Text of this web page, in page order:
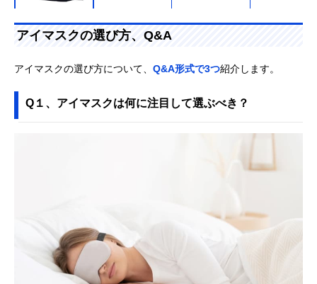
Amazonで見る
NEWGO 冷却ジェ
て、両面使用可能
10cm、マスク幅
Amazonで見る
Amazonで見る
ほんやら堂 ながら
温アイマスク アソ
ートD6個セット
かわいいアニマル
柄でギフトにもぴ
アイマスクの選び方、Q&A
アイマスクの選び方について、 Q&A形式で3つ紹介します。
Q１、アイマスクは何に注目して選ぶべき？